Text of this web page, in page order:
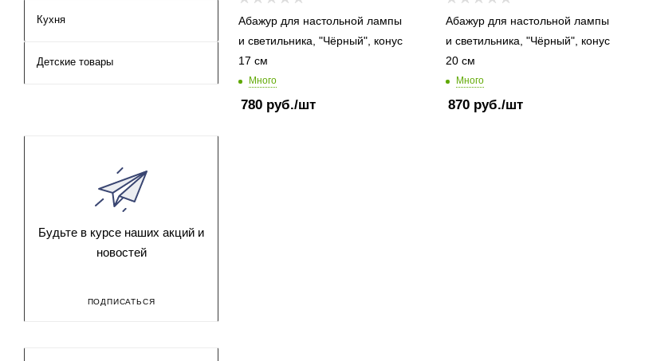
Абажур для настольной лампы
и светильника, "Чёрный", конус
17 см
Много
780 руб./шт
Абажур для настольной лампы
и светильника, "Чёрный", конус
20 см
Много
870 руб./шт
Кухня
Детские товары
Будьте в курсе наших акций и
новостей
ПОДПИСАТЬСЯ